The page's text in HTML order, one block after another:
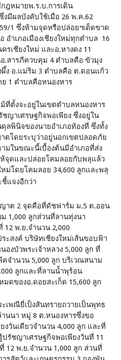
ฎหมายพ.ร.บ.การเดิน
มีผลบังคับใช้เมื่อ 26 พ.ค.62
1 ซึ่งห้ามจุดหรือปล่อยฯเด็ดขาด
อำเภอเมืองเชียงใหม่ทุกตำบล 16
รเชียงใหม่ และอ.หางดง 11
.สารภีควบคุม 4 ตำบลคือ ขัวมุง
ง อ.แม่ริม 3 ตำบลคือ ต.ดอนแก้ว
1 ตำบลคือหนองหาร
ที่ตั้งจะอยู่ในเขตตำบลหนองหาร
ญาเศรษฐกิจพอเพียง ซึ่งอยู่ใน
ลพินิจของนายอำเภอท้องที่ ซึ่งทั้ง
ตโดยระบุว่าอยู่นอกเขตปลอดภัย
ามในขณะนี้เบื้องต้นมีอำเภอที่ส่ง
ดและปล่อยโคมลอยกับพลุแล้ว
หม่โดยโคมลอย 34,600 ลูกและพลุ
แจงอีกว่า
าต 2 จุดคือที่ดัชฟาร์ม ม.5 ต.ออน
1,000 ลูกส่วนที่ลานทุ่งนา
12 พ.ย.จำนวน 2,000
ะสงค์ บริษัทเชียงใหม่เส้นขอบฟ้า
งบัวพระเจ้าหลวง 5,000 ลูก ที่
คจำนวน 5,000 ลูก บริเวณสนาม
ลูกและที่ลานน้ำพุร้อน
มดของอ.ดอยสะเก็ด 15,600 ลูก
เพณียี่เป็งสันทรายถวายเป็นพุทธ
นนา หมู่ 8 ต.หนองหารซึ่งขอ
วันเดียวจำนวน 4,000 ลูก และที่
รัชญาเศรษฐกิจพอเพียงวันที่ 11
12 พ.ย.จำนวน 1,000 ลูก ส่วนที่